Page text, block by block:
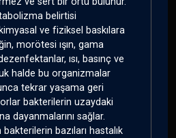
belirtisi
ve fiziksel baskılara
morötesi ışın, gama
ısı, basınç ve
halde bu organizmalar
tekrar yaşama geri
bakterilerin uzaydaki
dayanmalarını sağlar.
bazıları hastalık